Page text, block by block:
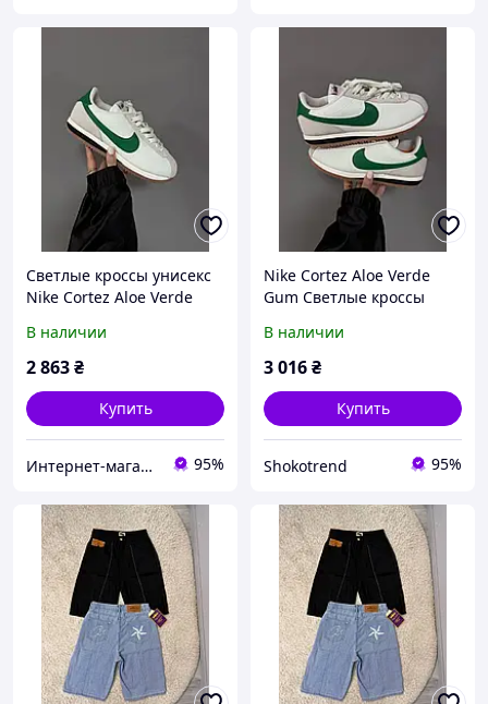
Светлые кроссы унисекс
Nike Cortez Aloe Verde
и женские кроссовки
Найк Кортез.
В наличии
2 863₴
Купить
Интернет-магазин "Dianora-Style" 95%
Nike Cortez Aloe Verde
Gum Светлые кроссы
мужские и женские
кроссовки Найк Кортез.
В наличии
3 016₴
Купить
Shokotrend 95%